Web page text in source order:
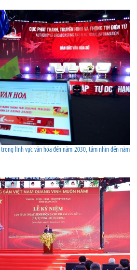
trong lĩnh vực văn hóa đến năm 2030, tầm nhìn đến năm